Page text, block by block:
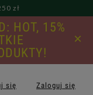
zł
HOT, 15%
×
się Zaloguj się